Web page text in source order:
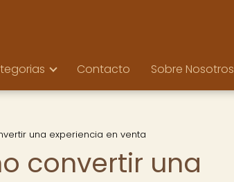
Contacto Sobre Nosotros
una experiencia en venta
convertir una